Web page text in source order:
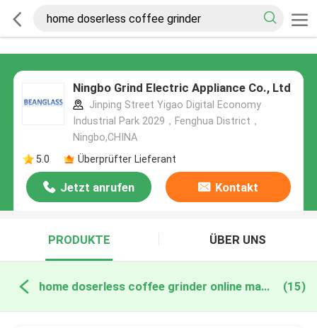
Ningbo Grind Electric Appliance Co., Ltd
Jinping Street Yigao Digital Economy
Industrial Park 2029，Fenghua District，
Ningbo,CHINA
5.0
Überprüfter Lieferant
Jetzt anrufen Kontakt
PRODUKTE ÜBER UNS
home doserless coffee grinder online manufacture (15)